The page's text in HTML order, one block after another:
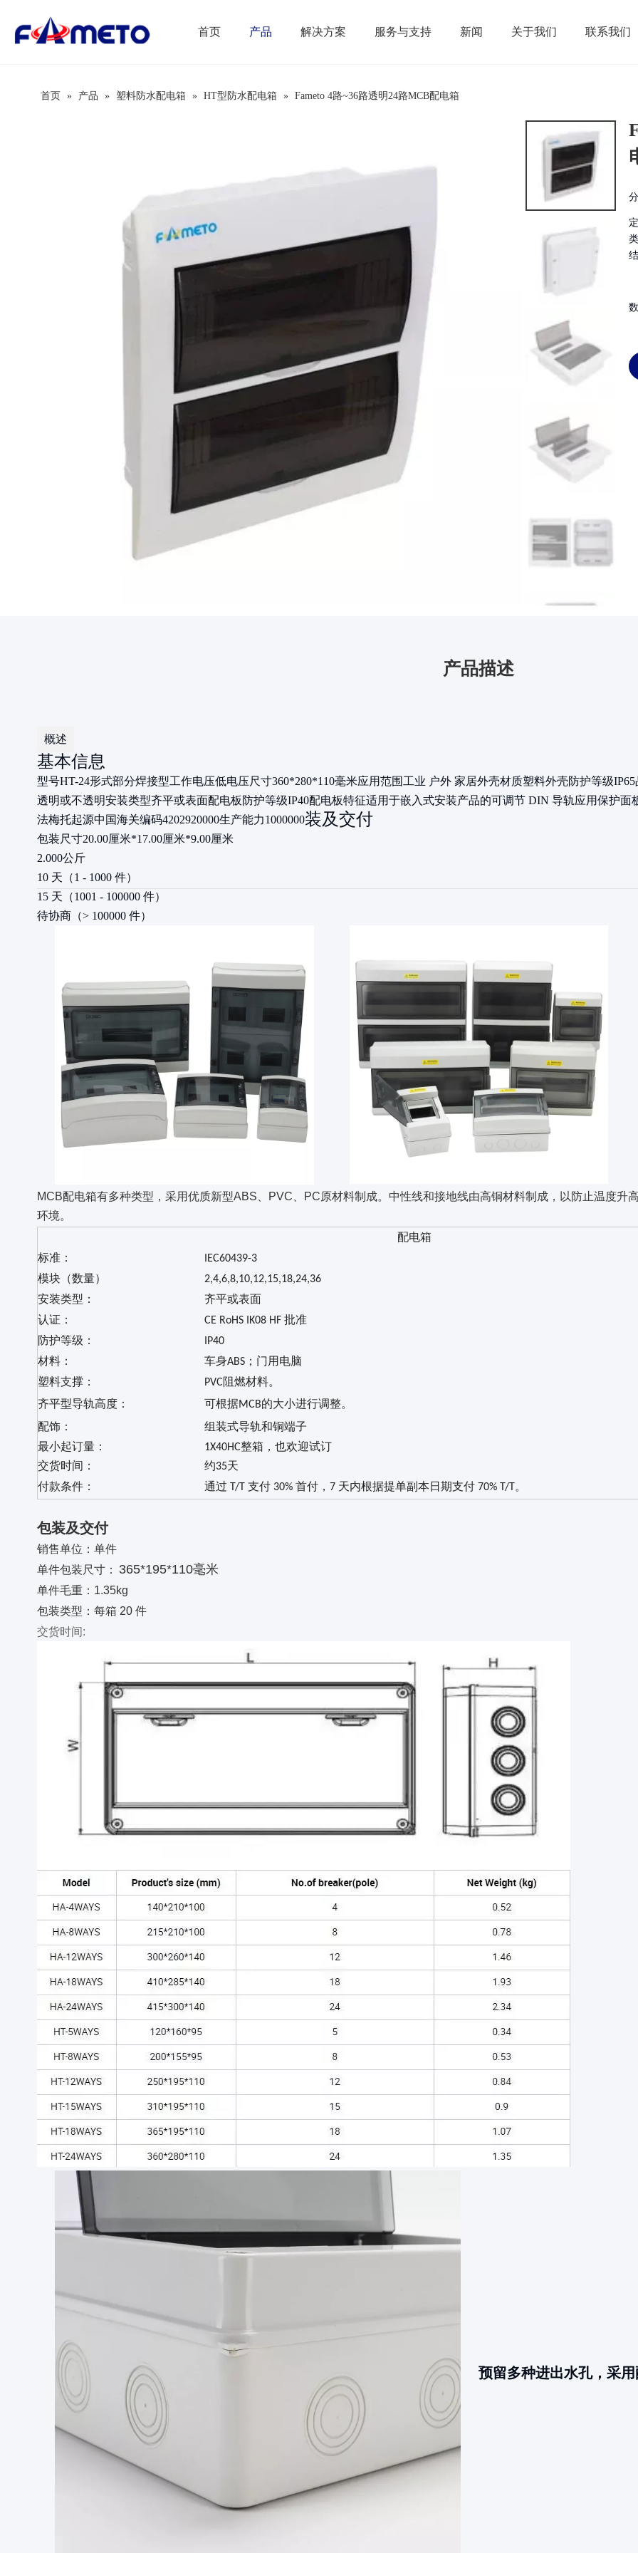
首页 产品 解决方案 服务与支持 新闻 关于我们 联系我们
首页 » 产品 » 塑料防水配电箱 » HT型防水配电箱 » Fameto 4路~36路透明24路MCB配电箱
产品描述
概述
基本信息
型号HT-24形式部分焊接型工作电压低电压尺寸360*280*110毫米应用范围 工业 户外 家居外壳材质塑料外壳防护等级IP65
透明或不透明安装类型齐平或表面配电板 防护等级IP40配电板特征适用于嵌入式安装产品的可调节 DIN 导轨应用保护面
法梅托起源中国海关编码4202920000生产能力1000000装及交付
包装尺寸20.00厘米*17.00厘米*9.00厘米
2.000公斤
10 天（1 - 1000 件）
15 天（1001 - 100000 件）
待协商（> 100000 件）
MCB配电箱有多种类型，采用优质新型ABS、PVC、PC原材料制成。中性线和接地线由高铜材料制成，以防止温度升
环境。
配电箱
标准：
IEC60439-3
模块（数量）
2,4,6,8,10,12,15,18,24,36
安装类型：
齐平或表面
认证：
CE RoHS IK08 HF 批准
防护等级：
IP40
材料：
车身ABS；门用电脑
塑料支撑：
PVC阻燃材料。
齐平型导轨高度：
可根据MCB的大小进行调整。
配饰：
组装式导轨和铜端子
最小起订量：
1X40HC整箱，也欢迎试订
交货时间：
约35天
付款条件：
通过 T/T 支付 30% 首付，7 天内根据提单副本日期支付 70% T/T。
包装及交付
销售单位：单件
单件包装尺寸：
365*195*110毫米
单件毛重：1.35kg
包装类型：每箱 20 件
交货时间 :
预留多种进出水孔，采用